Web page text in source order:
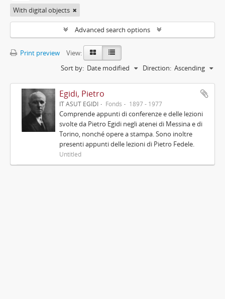
With digital objects
Advanced search options
Print preview
View:
Sort by: Date modified Direction: Ascending
Egidi, Pietro
IT ASUT EGIDI Fonds 1897 - 1977
Comprende appunti di conferenze e delle lezioni
svolte da Pietro Egidi negli atenei di Messina e di
Torino, nonché opere a stampa. Sono inoltre
presenti appunti delle lezioni di Pietro Fedele.
Untitled